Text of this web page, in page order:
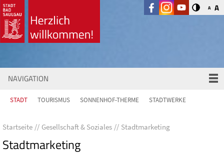
A A
NAVIGATION
STADT TOURISMUS SONNENHOF-THERME STADTWERKE
Startseite Gesellschaft & Soziales Stadtmarketing
Stadtmarketing